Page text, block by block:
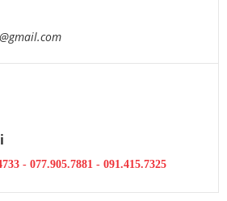
- 077.905.7881 - 091.415.7325